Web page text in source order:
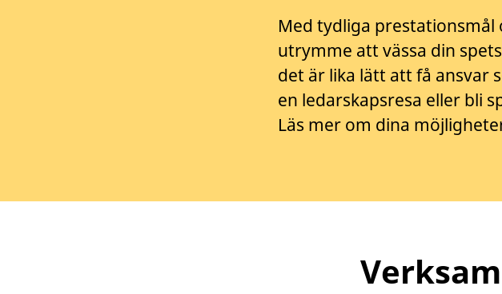
Med tydliga
utrymme att vässa din
det är lika lätt att få ansvar
en ledarskapsresa eller bli
Läs mer om dina